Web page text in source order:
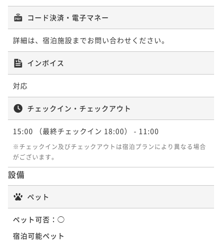
コード決済・電子マネー
詳細は、宿泊施設までお問い合わせください。
インボイス
対応
チェックイン・チェックアウト
15:00 （最終チェックイン 18:00） - 11:00
※チェックイン及びチェックアウトは宿泊プランにより異なる場合
がございます。
設備
ペット
ペット可否： ◯
宿泊可能ペット